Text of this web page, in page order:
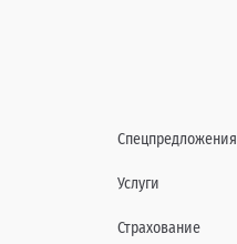
Спецпредложения
Услуги
Страхование